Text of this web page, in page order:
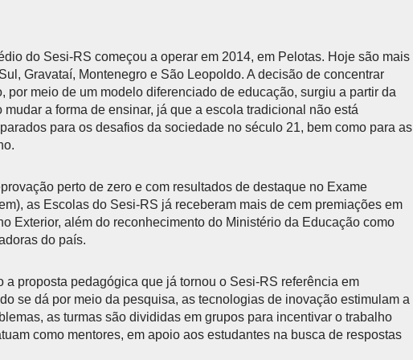
do Sesi-RS começou a operar em 2014, em Pelotas. Hoje são mais
Gravataí, Montenegro e São Leopoldo. A decisão de concentrar
por meio de um modelo diferenciado de educação, surgiu a partir da
a forma de ensinar, já que a escola tradicional não está
para os desafios da sociedade no século 21, bem como para as
perto de zero e com resultados de destaque no Exame
as Escolas do Sesi-RS já receberam mais de cem premiações em
Exterior, além do reconhecimento do Ministério da Educação como
do país.
a proposta pedagógica que já tornou o Sesi-RS referência em
se dá por meio da pesquisa, as tecnologias de inovação estimulam a
as turmas são divididas em grupos para incentivar o trabalho
como mentores, em apoio aos estudantes na busca de respostas